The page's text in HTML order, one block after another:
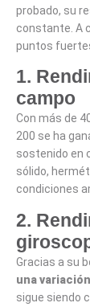
probado, su
constante. A
puntos
1.
campo
Con más de
200 se ha
sostenido en
sólido,
condiciones
2.
Gracias a su
una
sigue siendo